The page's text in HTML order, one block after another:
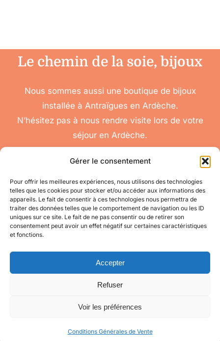
Gérer le consentement
Pour offrir les meilleures expériences, nous utilisons des technologies
telles que les cookies pour stocker et/ou accéder aux informations des
appareils. Le fait de consentir à ces technologies nous permettra de
traiter des données telles que le comportement de navigation ou les ID
uniques sur ce site. Le fait de ne pas consentir ou de retirer son
consentement peut avoir un effet négatif sur certaines caractéristiques
et fonctions.
Accepter
Refuser
Voir les préférences
Conditions Générales de Vente
Le chemin de la soie, bijoux
Nous sommes aussi une boutique de bijoux
installée à Antraïgues en Ardèche.
N’hésitez pas à nous rendre visite lors de votre
séjour en Ardèche.
nous
contacter
pour toute question
Toggle
Navigation
Accéder à mon compte
Conditions
Générales de Vente
réservés